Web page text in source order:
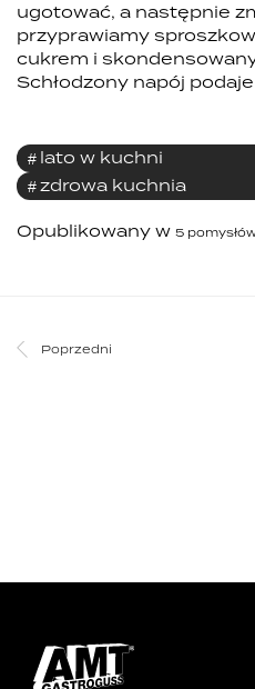
ugotować, a następnie
przyprawiamy
cukrem i
Schłodzony napój
lato w kuchni
zdrowa kuchnia
Opublikowany w 5
Poprzedni